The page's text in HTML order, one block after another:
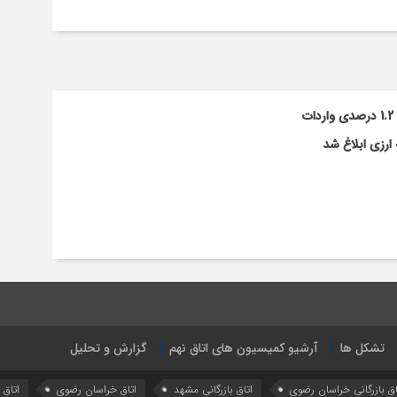
ابلاغ شد
تشکل ها آرشیو کمیسیون های اتاق نهم گزارش و تحلیل
بازرگانی خراسان رضوی اتاق بازرگانی مشهد اتاق خراسان رضوی